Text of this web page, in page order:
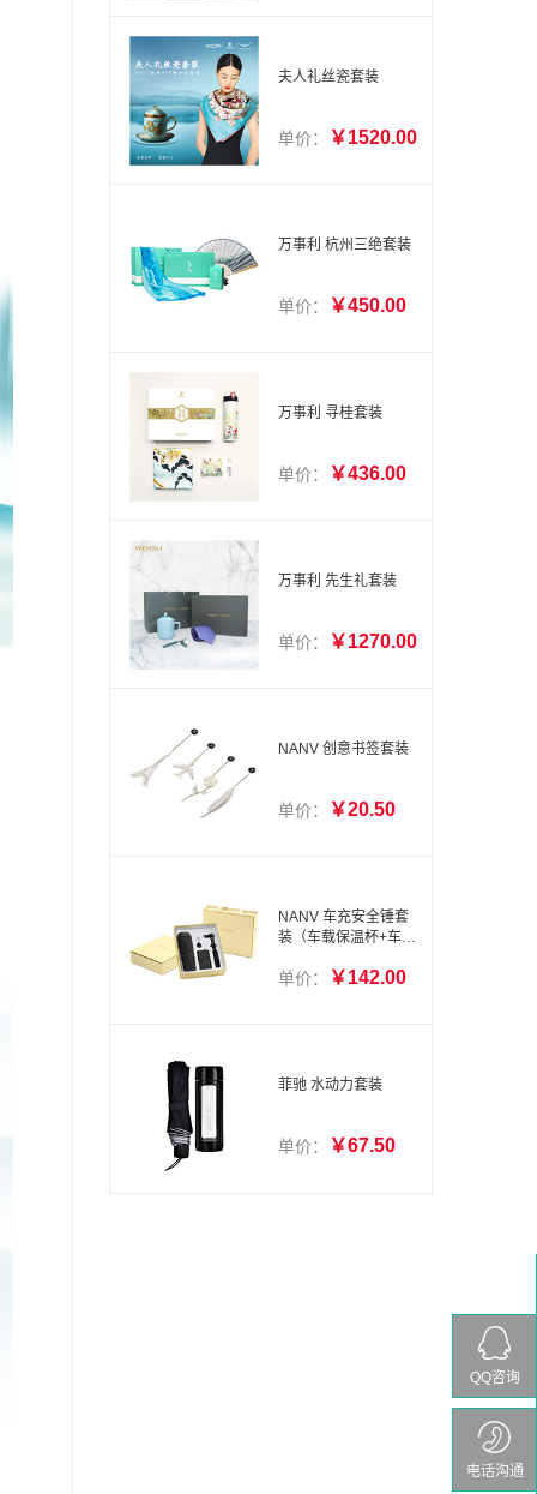
夫人礼丝瓷套装
单价： ￥1520.00
万事利 杭州三绝套装
单价： ￥450.00
万事利 寻桂套装
单价： ￥436.00
万事利 先生礼套装
单价： ￥1270.00
NANV 创意书签套装
单价： ￥20.50
NANV 车充安全锤套
装（车载保温杯+车充
匙扣套装）
单价： ￥142.00
菲驰 水动力套装
单价： ￥67.50
QQ咨询
电话沟通